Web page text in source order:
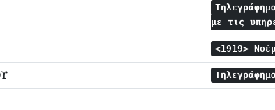
με τις
<1919>